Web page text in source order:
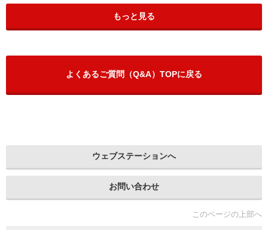
もっと見る
よくあるご質問（Q&A）TOPに戻る
ウェブステーションへ
お問い合わせ
このページの上部へ